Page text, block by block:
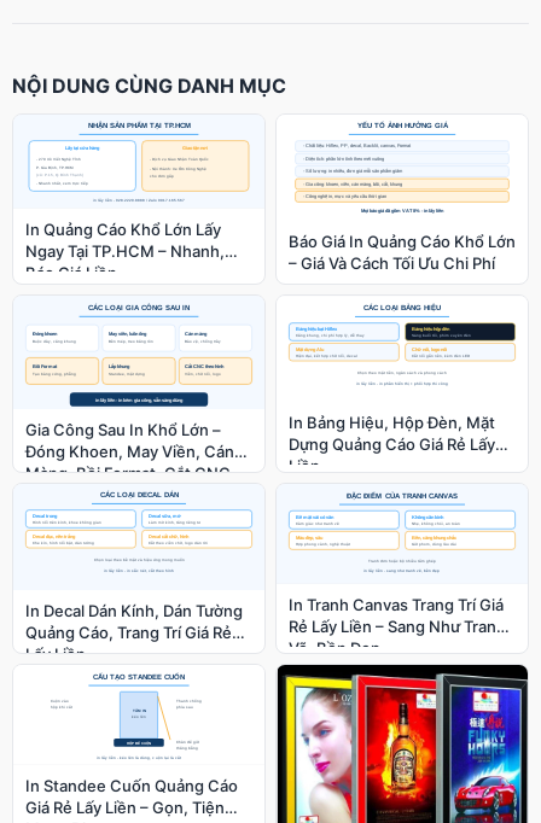
NỘI DUNG CÙNG DANH MỤC
In Quảng Cáo Khổ Lớn Lấy
Ngay Tại TP.HCM – Nhanh,
Báo Giá Liền
Báo Giá In Quảng Cáo Khổ Lớn
– Giá Và Cách Tối Ưu Chi Phí
Gia Công Sau In Khổ Lớn –
Đóng Khoen, May Viền, Cán
Màng, Bồi Format, Cắt CNC
In Bảng Hiệu, Hộp Đèn, Mặt
Dựng Quảng Cáo Giá Rẻ Lấy
Liền
In Decal Dán Kính, Dán Tường
Quảng Cáo, Trang Trí Giá Rẻ
Lấy Liền
In Tranh Canvas Trang Trí Giá
Rẻ Lấy Liền – Sang Như Tranh
Vẽ, Bền Đẹp
In Standee Cuốn Quảng Cáo
Giá Rẻ Lấy Liền – Gọn, Tiện